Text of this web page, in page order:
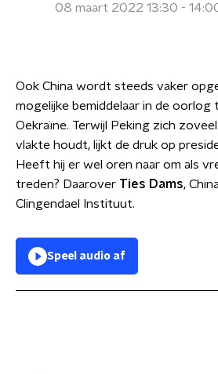
08 maart 2022 13:30 -
Ook China wordt steeds vaker
mogelijke bemiddelaar in de oorlog
Oekraïne. Terwijl Peking zich
vlakte houdt, lijkt de druk op
Heeft hij er wel oren naar om als
treden? Daarover Ties Dams,
Clingendael Instituut.
Speel audio af